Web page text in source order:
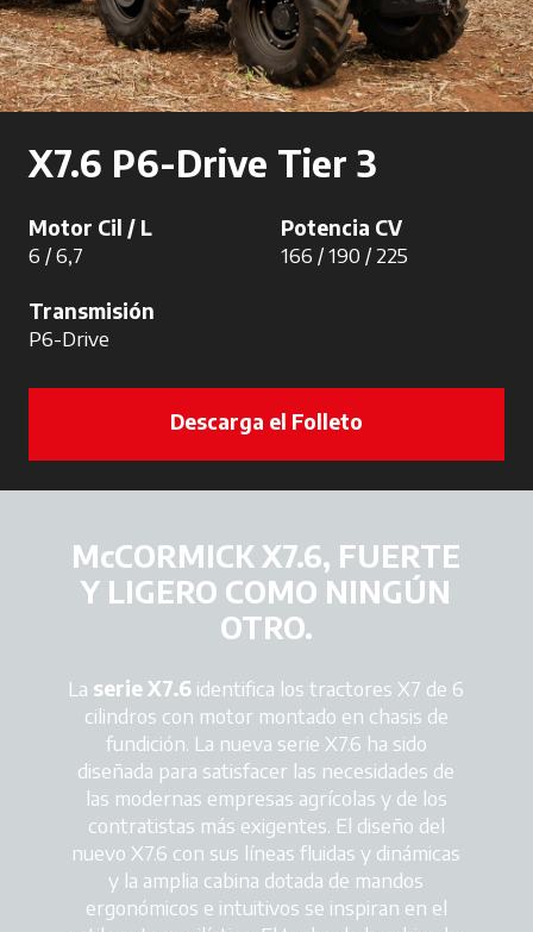
X7.6 P6-Drive Tier 3
Motor Cil / L
6 / 6,7
Potencia CV
166 / 190 / 225
Transmisión
P6-Drive
Descarga el Folleto
McCORMICK X7.6, FUERTE
Y LIGERO COMO NINGÚN
OTRO.
La serie X7.6 identifica los tractores X7 de 6
cilindros con motor montado en chasis de
fundición. La nueva serie X7.6 ha sido
diseñada para satisfacer las necesidades de
las modernas empresas agrícolas y de los
contratistas más exigentes. El diseño del
nuevo X7.6 con sus líneas fluidas y dinámicas
y la amplia cabina dotada de mandos
ergonómicos e intuitivos se inspiran en el